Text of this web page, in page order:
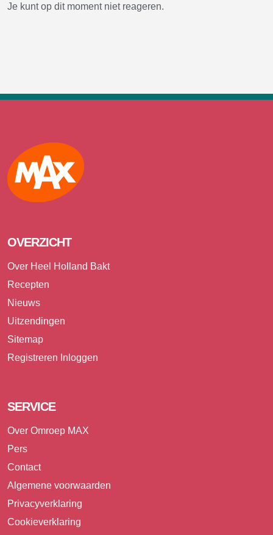
Je kunt op dit moment niet reageren.
Max
OVERZICHT
Over Heel Holland Bakt
Recepten
Nieuws
Uitzendingen
Sitemap
Registreren Inloggen
SERVICE
Over Omroep MAX
Pers
Contact
Algemene voorwaarden
Privacyverklaring
Cookieverklaring